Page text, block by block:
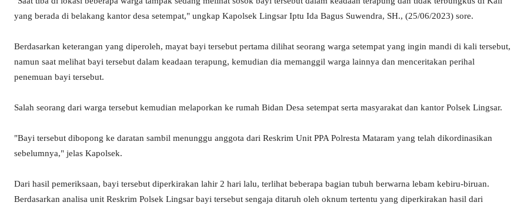
yang berada di belakang kantor desa setempat," ungkap Kapolsek Lingsar Iptu Ida Bagus Suwendra, SH., (25/06/2023) sore.
Berdasarkan keterangan yang diperoleh, mayat bayi tersebut pertama dilihat seorang warga setempat yang ingin mandi di kali tersebut,
namun saat melihat bayi tersebut dalam keadaan terapung, kemudian dia memanggil warga lainnya dan menceritakan perihal
penemuan bayi tersebut.
Salah seorang dari warga tersebut kemudian melaporkan ke rumah Bidan Desa setempat serta masyarakat dan kantor Polsek Lingsar.
"Bayi tersebut dibopong ke daratan sambil menunggu anggota dari Reskrim Unit PPA Polresta Mataram yang telah dikordinasikan
sebelumnya," jelas Kapolsek.
Dari hasil pemeriksaan, bayi tersebut diperkirakan lahir 2 hari lalu, terlihat beberapa bagian tubuh berwarna lebam kebiru-biruan.
Berdasarkan analisa unit Reskrim Polsek Lingsar bayi tersebut sengaja ditaruh oleh oknum tertentu yang diperkirakan hasil dari